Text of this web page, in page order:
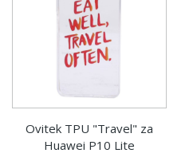
Ovitek TPU "Travel" za
Huawei P10 Lite